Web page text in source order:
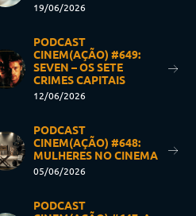
19/06/2026
PODCAST
CINEM(AÇÃO) #649:
SEVEN – OS SETE
CRIMES CAPITAIS
12/06/2026
PODCAST
CINEM(AÇÃO) #648:
MULHERES NO CINEMA
05/06/2026
PODCAST